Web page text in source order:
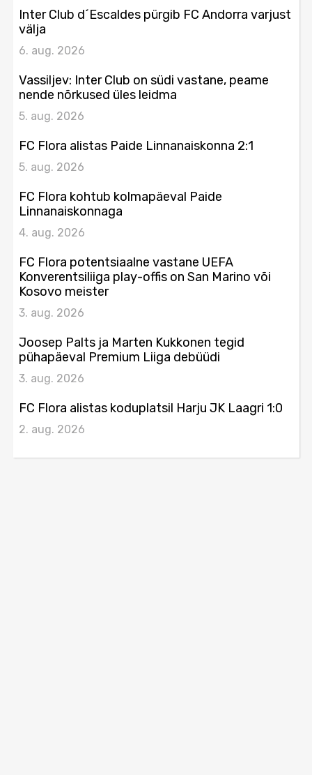
Inter Club d´Escaldes pürgib FC Andorra varjust
välja
6. aug. 2026
Vassiljev: Inter Club on südi vastane, peame
nende nõrkused üles leidma
5. aug. 2026
FC Flora alistas Paide Linnanaiskonna 2:1
5. aug. 2026
FC Flora kohtub kolmapäeval Paide
Linnanaiskonnaga
4. aug. 2026
FC Flora potentsiaalne vastane UEFA
Konverentsiliiga play-offis on San Marino või
Kosovo meister
3. aug. 2026
Joosep Palts ja Marten Kukkonen tegid
pühapäeval Premium Liiga debüüdi
3. aug. 2026
FC Flora alistas koduplatsil Harju JK Laagri 1:0
2. aug. 2026